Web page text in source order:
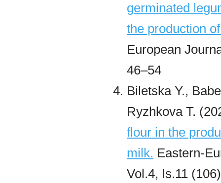
germinated
the production
European
46–54
Biletska Y.,
RyzhkovaТ.
flour in the
milk. Eastern-
Vol.4, Is.11